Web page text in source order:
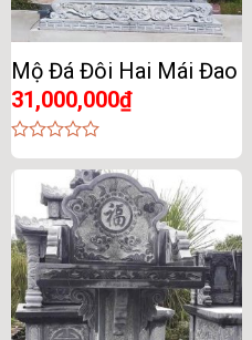
Mộ Đá Đôi Hai Mái Đao
31,000,000₫
0
out